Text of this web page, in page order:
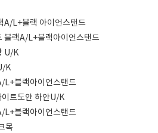
A/L+블랙 아이언스탠드
블랙A/L+블랙아이언스탠드
U/K
K
L+블랙아이언스탠드
트도안 하얀U/K
L+블랙아이언스탠드
목